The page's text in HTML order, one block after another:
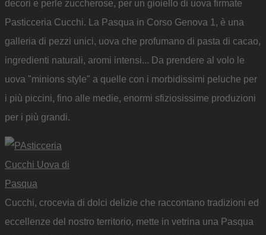
decori e perle zuccherose, per un gioiello di uova firmate
Pasticceria Cucchi. La Pasqua in Corso Genova 1, è una
galleria di pezzi unici, uova che profumano di pasta di cacao,
ingredienti naturali, aromi intensi... Da prendere al volo le
uova "minions style" a quelle con i morbidissimi peluche per
i più piccini, fino alle medie, enormi sfiziosissime produzioni
per i più grandi.
Cucchi, crocevia di dolci delizie che raccontano tradizioni ed
eccellenze del nostro territorio, mette in vetrina una Pasqua